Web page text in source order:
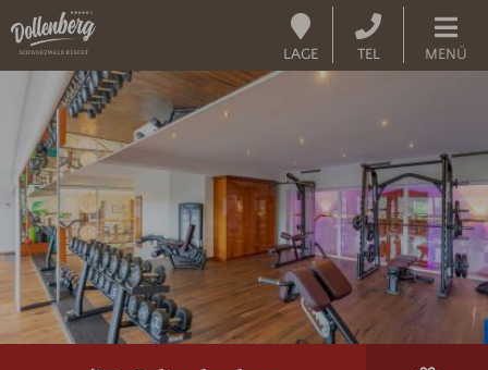
LAGE TEL MENÜ